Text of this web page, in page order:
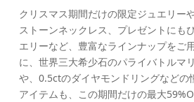
クリスマス期間だけの限定ジュエリー
ストーンネックレス、プレゼントにも
エリーなど、豊富なラインナップをご
に、世界三大希少石のパライバトルマ
や、0.5ctのダイヤモンドリングなどの
アイテムも、この期間だけの最大